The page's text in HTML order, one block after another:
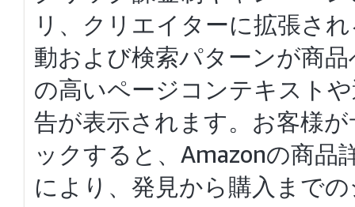
リ、クリエイターに拡張さ
動および検索パターンが商
の高いページコンテキスト
告が表示されます。お客様
ックすると、Amazonの商品
により、発見から購入まで